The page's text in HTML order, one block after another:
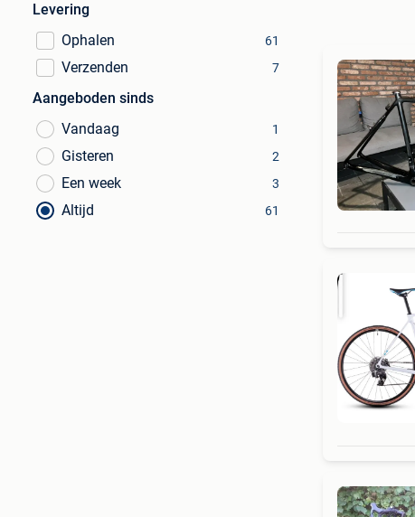
Levering
Ophalen
61
Verzenden 7
Aangeboden sinds
Vandaag
1
Gisteren 2
Een week 3
Altijd 61